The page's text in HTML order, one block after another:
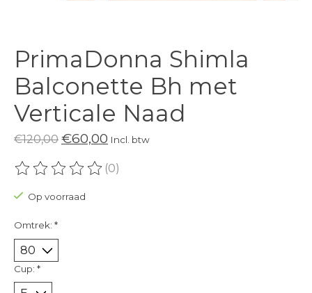
PrimaDonna Shimla
Balconette Bh met
Verticale Naad
€120,00 €60,00 Incl. btw
De beoordeling van dit product is
(0)
Op voorraad
Omtrek: *
Cup: *